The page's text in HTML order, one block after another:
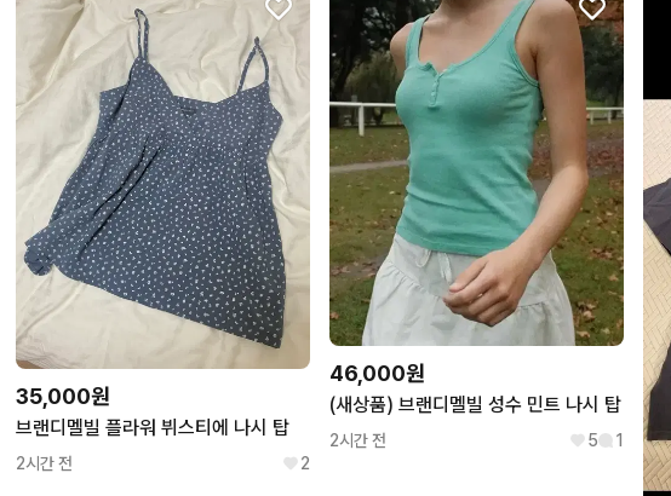
35,000원
브랜디멜빌 플라워 뷔스티에 나시 탑
2시간 전 2
46,000원
(새상품) 브랜디멜빌 성수 민트 나시 탑
2시간 전 5 1